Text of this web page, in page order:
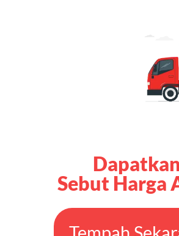
Dapatkan
Sebut Harga